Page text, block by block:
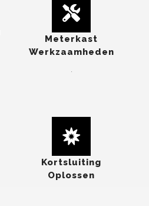
Meterkast
Werkzaamheden
Kortsluiting
Oplossen